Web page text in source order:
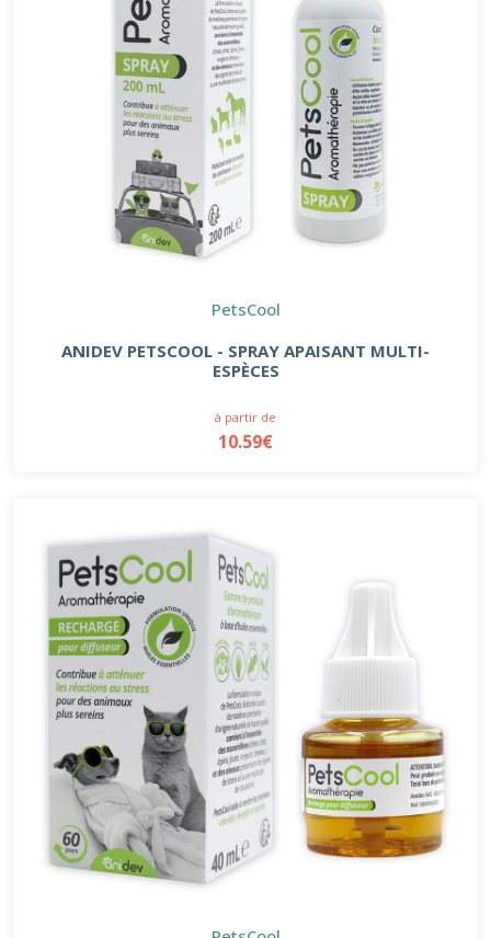
PetsCool
ANIDEV PETSCOOL - SPRAY APAISANT MULTI-
ESPÈCES
à partir de
10.59€